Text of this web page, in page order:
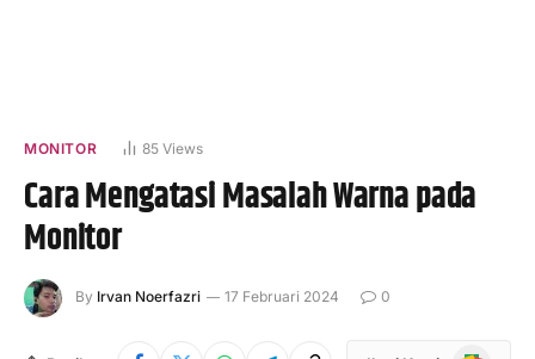
MONITOR 85Views
Cara Mengatasi Masalah Warna pada
Monitor
By Irvan Noerfazri 17 Februari 2024 0